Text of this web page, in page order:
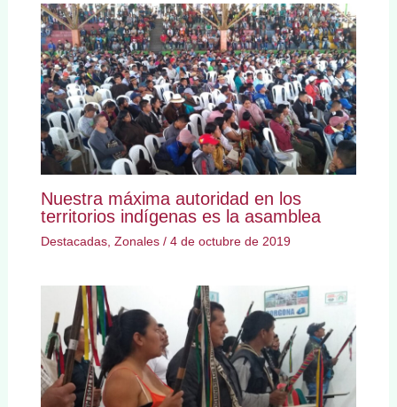
Nuestra máxima autoridad en los
territorios indígenas es la asamblea
Destacadas, Zonales/ 4 de octubre de 2019